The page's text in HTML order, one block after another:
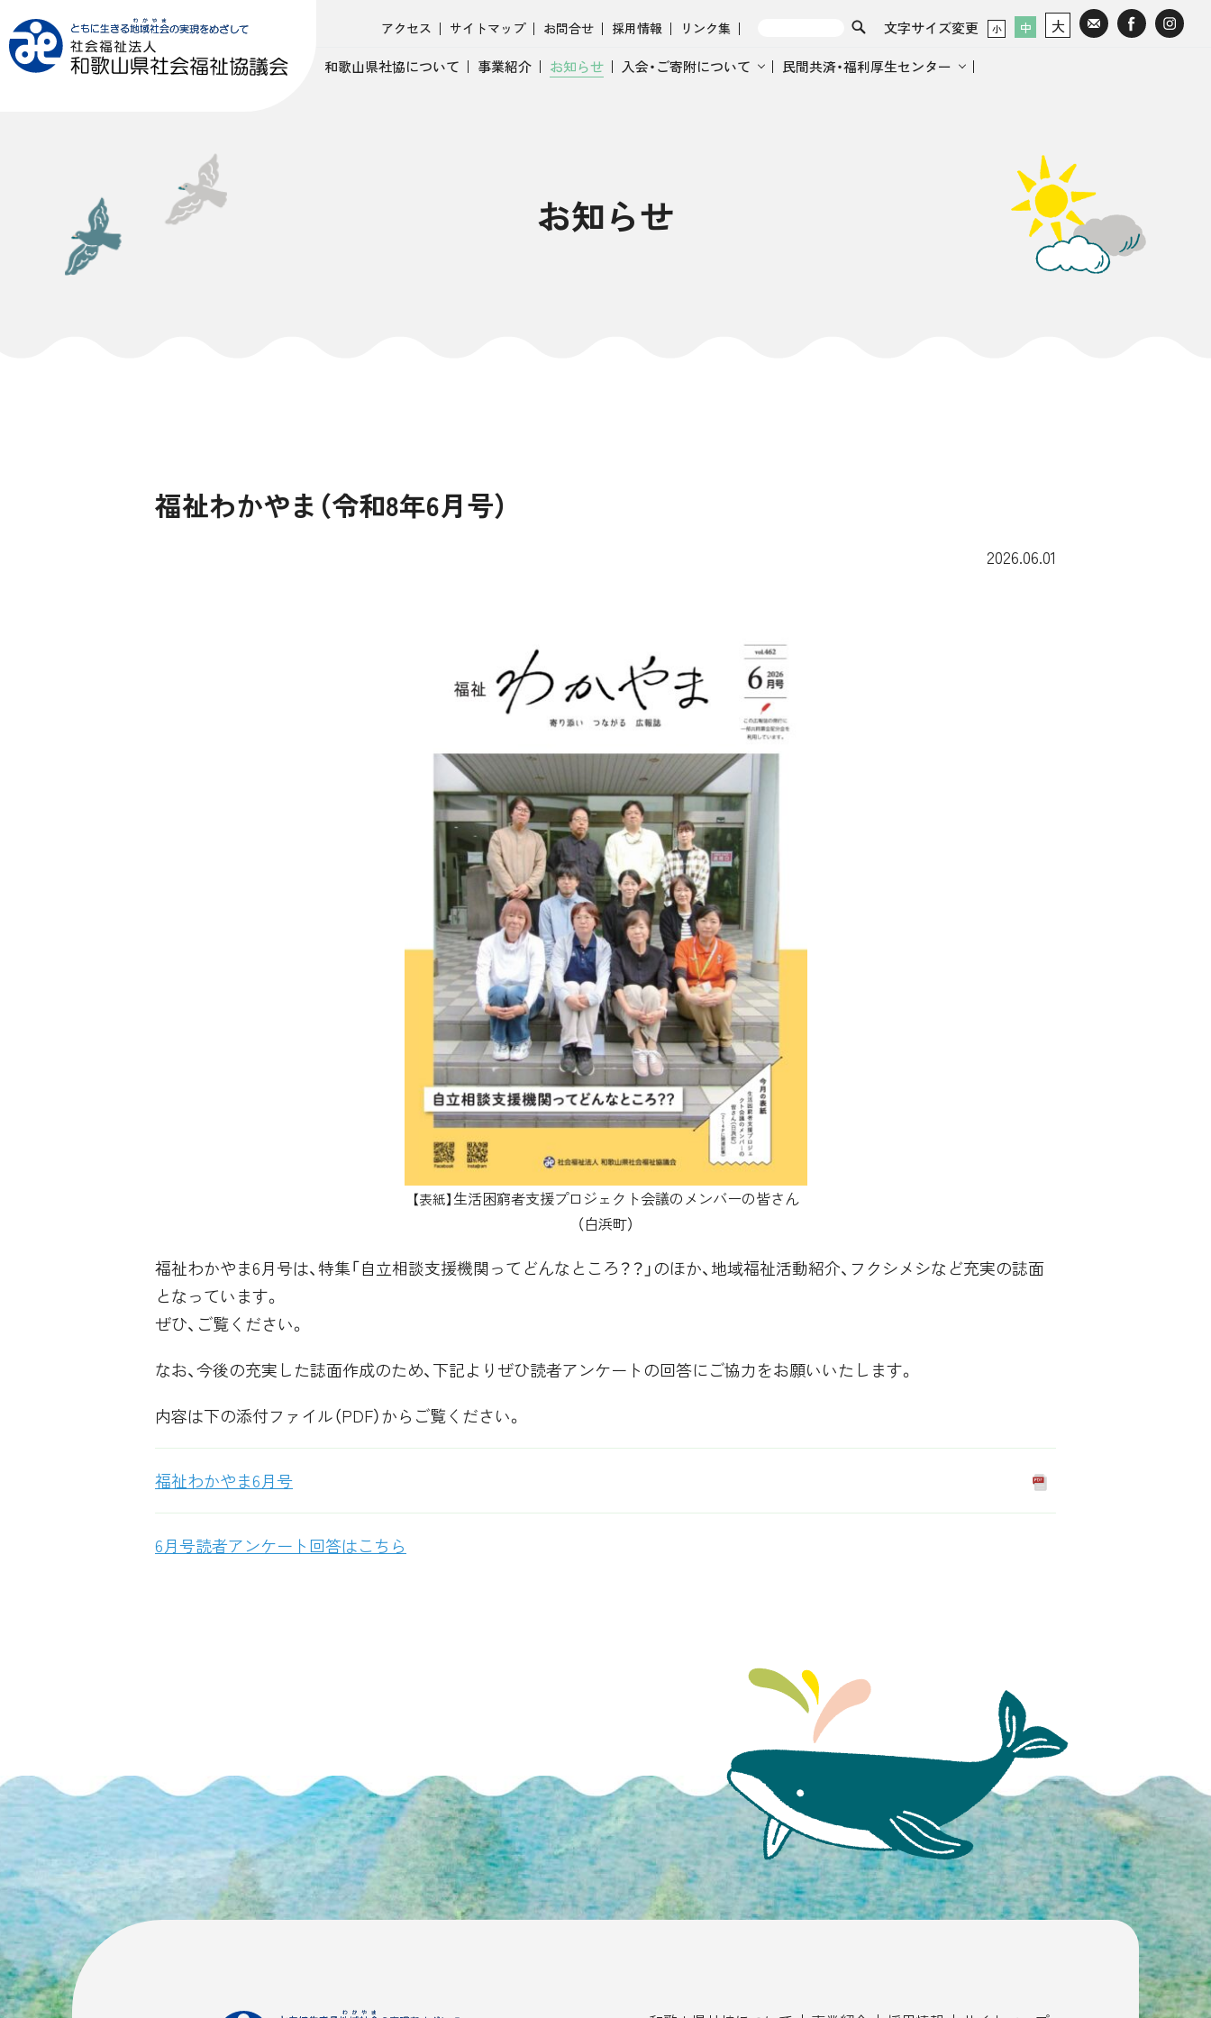
アクセス サイトマップ お問合せ 採用情報 リンク集 文字サイズ変更 小 中 大
和歌山県社協について 事業紹介 お知らせ 入会・ご寄附について 民間共済・福利厚生センター
お知らせ
福祉わかやま（令和8年6月号）
2026.06.01
【表紙】生活困窮者支援プロジェクト会議のメンバーの皆さん
（白浜町）
福祉わかやま6月号は、特集「自立相談支援機関ってどんなところ？？」のほか、地域福祉活動紹介、フクシメシなど充実の誌面
となっています。
ぜひ、ご覧ください。
なお、今後の充実した誌面作成のため、下記よりぜひ読者アンケートの回答にご協力をお願いいたします。
内容は下の添付ファイル（PDF）からご覧ください。
福祉わかやま6月号
6月号読者アンケート回答はこちら